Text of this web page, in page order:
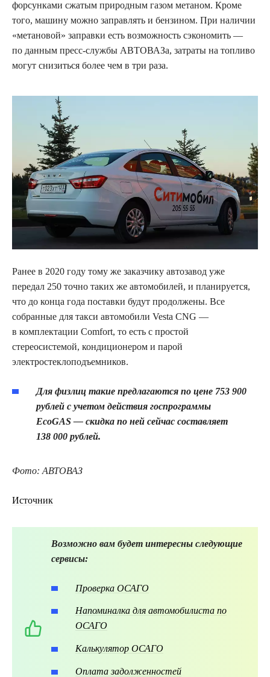
форсунками сжатым природным газом метаном. Кроме
того, машину можно заправлять и бензином. При наличии
«метановой» заправки есть возможность сэкономить —
по данным пресс-службы АВТОВАЗа, затраты на топливо
могут снизиться более чем в три раза.
Ранее в 2020 году тому же заказчику автозавод уже
передал 250 точно таких же автомобилей, и планируется,
что до конца года поставки будут продолжены. Все
собранные для такси автомобили Vesta CNG —
в комплектации Comfort, то есть с простой
стереосистемой, кондиционером и парой
электростеклоподъемников.
Для физлиц такие предлагаются по цене 753 900
рублей с учетом действия госпрограммы
EcoGAS — скидка по ней сейчас составляет
138 000 рублей.
Фото: АВТОВАЗ
Источник
Возможно вам будет интересны следующие
сервисы:
Проверка ОСАГО
Напоминалка для автомобилиста по
ОСАГО
Калькулятор ОСАГО
Оплата задолженностей